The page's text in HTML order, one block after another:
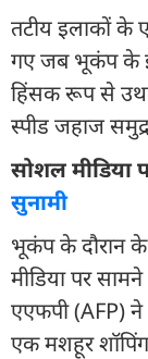
तटीय इलाकों के
गए जब भूकंप के
हिंसक रूप से
स्पीड जहाज
सोशल मीडिया
सुनामी
भूकंप के दौरान
मीडिया पर
एएफपी (AFP)
एक मशहूर